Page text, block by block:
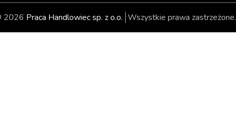
2026 Praca Handlowiec sp. z o.o. Wszystkie prawa zastrzeżone.